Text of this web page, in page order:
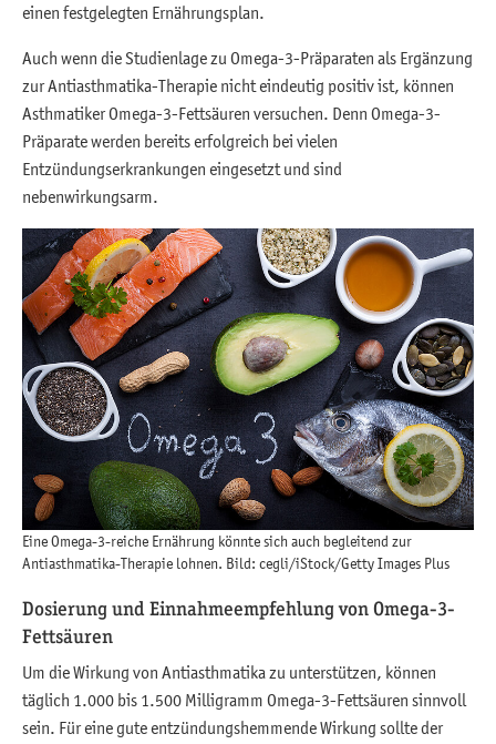
einen festgelegten Ernährungsplan.
Auch wenn die Studienlage zu Omega-3-Präparaten als Ergänzung
zur Antiasthmatika-Therapie nicht eindeutig positiv ist, können
Asthmatiker Omega-3-Fettsäuren versuchen. Denn Omega-3-
Präparate werden bereits erfolgreich bei vielen
Entzündungserkrankungen eingesetzt und sind
nebenwirkungsarm.
Eine Omega-3-reiche Ernährung könnte sich auch begleitend zur
Antiasthmatika-Therapie lohnen. Bild: cegli/iStock/Getty Images Plus
Dosierung und Einnahmeempfehlung von Omega-3-
Fettsäuren
Um die Wirkung von Antiasthmatika zu unterstützen, können
täglich 1.000 bis 1.500 Milligramm Omega-3-Fettsäuren sinnvoll
sein. Für eine gute entzündungshemmende Wirkung sollte der